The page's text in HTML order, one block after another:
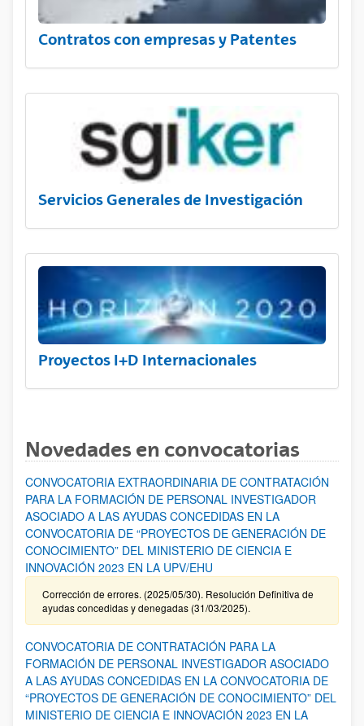
Contratos con empresas y Patentes
Servicios Generales de Investigación
Proyectos I+D Internacionales
Novedades en convocatorias
CONVOCATORIA EXTRAORDINARIA DE CONTRATACIÓN
PARA LA FORMACIÓN DE PERSONAL INVESTIGADOR
ASOCIADO A LAS AYUDAS CONCEDIDAS EN LA
CONVOCATORIA DE “PROYECTOS DE GENERACIÓN DE
CONOCIMIENTO” DEL MINISTERIO DE CIENCIA E
INNOVACIÓN 2023 EN LA UPV/EHU
Corrección de errores. (2025/05/30). Resolución Definitiva de
ayudas concedidas y denegadas (31/03/2025).
CONVOCATORIA DE CONTRATACIÓN PARA LA
FORMACIÓN DE PERSONAL INVESTIGADOR ASOCIADO
A LAS AYUDAS CONCEDIDAS EN LA CONVOCATORIA DE
“PROYECTOS DE GENERACIÓN DE CONOCIMIENTO” DEL
MINISTERIO DE CIENCIA E INNOVACIÓN 2023 EN LA